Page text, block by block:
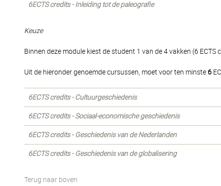
6ECTS credits - Inleiding tot de paleografie
Keuze
Binnen deze module kiest de student 1 van de 4 vakken (6
Uit de hieronder genoemde cursussen, moet voor ten minste6
6ECTS credits - Cultuurgeschiedenis
6ECTS credits - Sociaal-economische geschiedenis
6ECTS credits - Geschiedenis van de Nederlanden
6ECTS credits - Geschiedenis van de globalisering
Terug naar boven